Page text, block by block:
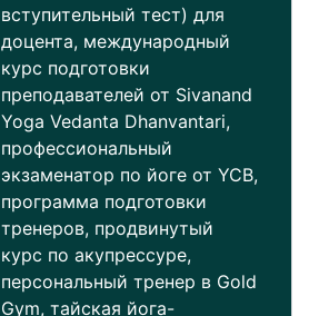
вступительный тест) для
доцента, международный
курс подготовки
преподавателей от Sivanand
Yoga Vedanta Dhanvantari,
профессиональный
экзаменатор по йоге от YCB,
программа подготовки
тренеров, продвинутый
курс по акупрессуре,
персональный тренер в Gold
Gym, тайская йога-